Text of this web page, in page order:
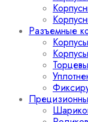
Разъемные